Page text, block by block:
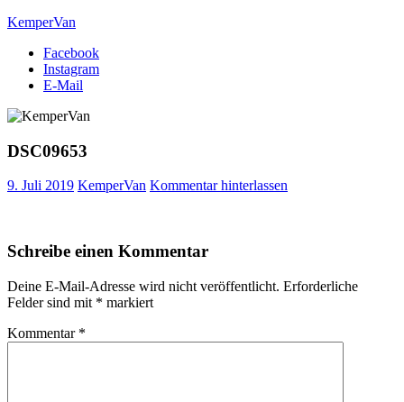
Skip
content
KemperVan
Die mobile Urlaubswelt
Facebook
Instagram
E-Mail
DSC09653
9. Juli 2019 KemperVan Kommentar hinterlassen
Schreibe einen Kommentar
Deine E-Mail-Adresse wird nicht veröffentlicht. Erforderliche
Felder sind mit * markiert
Kommentar *